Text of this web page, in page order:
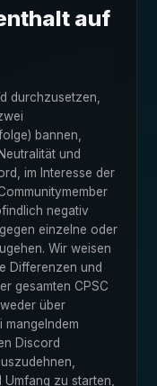
auf
durchzusetzen,
bannen,
und
im Interesse der
negativ
einzelne oder
Wir weisen
Differenzen und
gesamten CPSC
über
mangelndem
Discord
zu starten,